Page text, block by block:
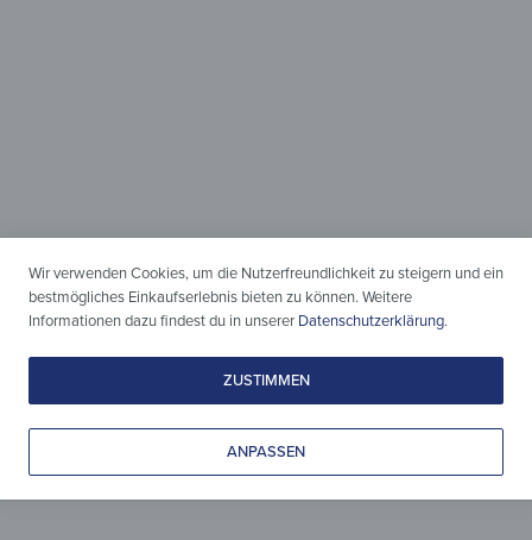
zeitlos vereint
Leicht gepflegt, liebevoll gestaltet
& zeitlos schön.
Wir verwenden Cookies, um die Nutzerfreundlichkeit zu steigern und ein
bestmögliches Einkaufserlebnis bieten zu können. Weitere
Informationen dazu findest du in unserer Datenschutzerklärung.
ZUSTIMMEN
ANPASSEN